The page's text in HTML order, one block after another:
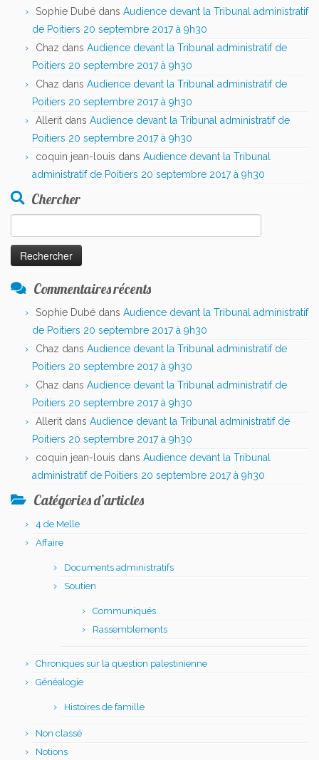
Sophie Dubé dans Audience devant la Tribunal administratif
de Poitiers 20 septembre 2017 à 9h30
Chaz dans Audience devant la Tribunal administratif de
Poitiers 20 septembre 2017 à 9h30
Chaz dans Audience devant la Tribunal administratif de
Poitiers 20 septembre 2017 à 9h30
Allerit dans Audience devant la Tribunal administratif de
Poitiers 20 septembre 2017 à 9h30
coquin jean-louis dans Audience devant la Tribunal
administratif de Poitiers 20 septembre 2017 à 9h30
Chercher
Commentaires récents
Sophie Dubé dans Audience devant la Tribunal administratif
de Poitiers 20 septembre 2017 à 9h30
Chaz dans Audience devant la Tribunal administratif de
Poitiers 20 septembre 2017 à 9h30
Chaz dans Audience devant la Tribunal administratif de
Poitiers 20 septembre 2017 à 9h30
Allerit dans Audience devant la Tribunal administratif de
Poitiers 20 septembre 2017 à 9h30
coquin jean-louis dans Audience devant la Tribunal
administratif de Poitiers 20 septembre 2017 à 9h30
Catégories d’articles
4 de Melle
Affaire
Documents administratifs
Soutien
Communiqués
Rassemblements
Chroniques sur la question palestinienne
Généalogie
Histoires de famille
Non classé
Notions